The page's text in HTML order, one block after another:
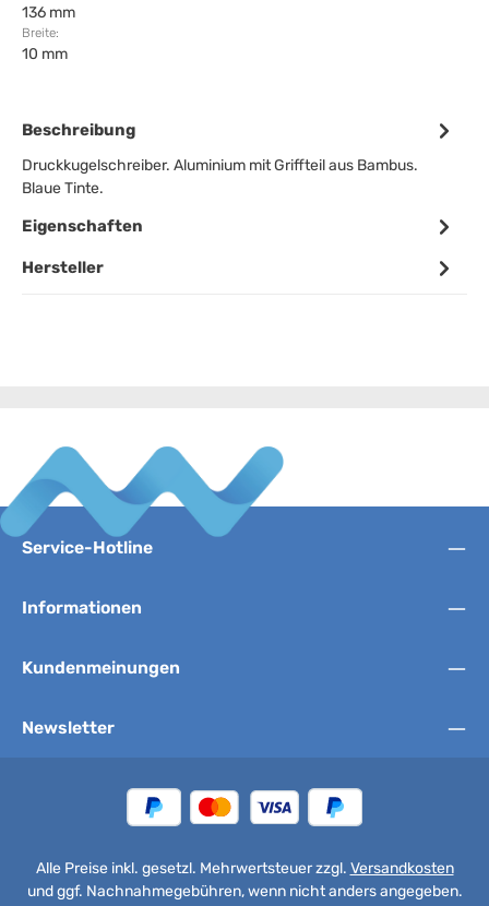
136 mm
Breite:
10 mm
Beschreibung
Druckkugelschreiber. Aluminium mit Griffteil aus Bambus.
Blaue Tinte.
Eigenschaften
Hersteller
Service-Hotline
Informationen
Kundenmeinungen
Newsletter
Alle Preise inkl. gesetzl. Mehrwertsteuer zzgl. Versandkosten
und ggf. Nachnahmegebühren, wenn nicht anders angegeben.